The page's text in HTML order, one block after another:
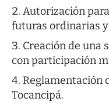
Autorización
futuras ordinarias y
Creación de una
con participación
Reglamentación
Tocancipá.